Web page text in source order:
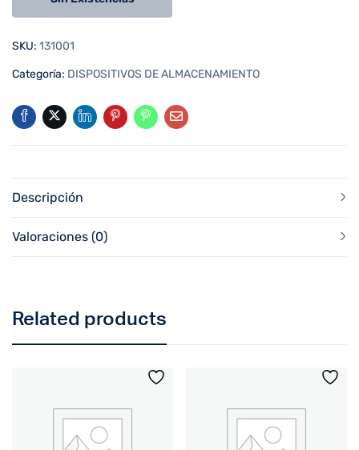
SKU: 131001
Categoría: DISPOSITIVOS DE ALMACENAMIENTO
Descripción
Valoraciones (0)
Related products